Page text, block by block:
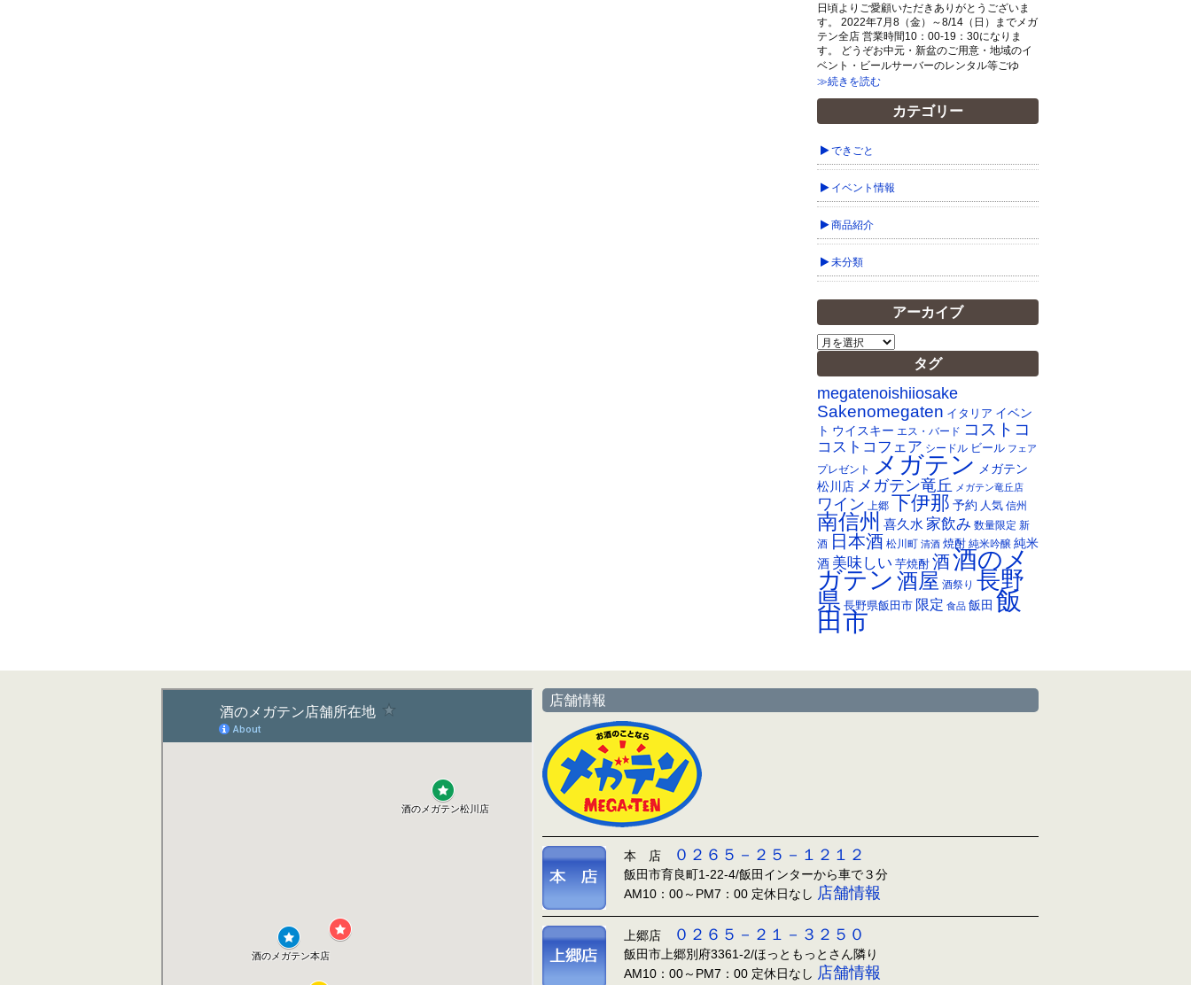
日頃よりご愛顧いただきありがとうございま
す。 2022年7月8（金）～8/14（日）までメガ
テン全店 営業時間10：00-19：30になりま
す。 どうぞお中元・新盆のご用意・地域のイ
ベント・ビールサーバーのレンタル等ごゆ
≫続きを読む
カテゴリー
できごと
イベント情報
商品紹介
未分類
アーカイブ
ア
ー
カ
イ
ブ
タグ
megatenoishiiosake
Sakenomegaten イタリア イベン
ト ウイスキー エス・バード コストコ
コストコフェア シードル ビール フェア
プレゼント メガテン
メガテン
松川店 メガテン竜丘 メガテン竜丘店
ワイン 上郷 下伊那 予約 人気 信州
南信州 喜久水 家飲み 数量限定 新
酒 日本酒 松川町 清酒 焼酎 純米吟醸 純米
酒 美味しい 芋焼酎 酒酒のメ
ガテン 酒屋 酒祭り 長野
県 長野県飯田市 限定 食品 飯田 飯
田市
店舗情報
本 店 ０２６５－２５－１２１２
飯田市育良町1-22-4/飯田インターから車で３分
AM10：00～PM7：00 定休日なし 店舗情報
上郷店 ０２６５－２１－３２５０
飯田市上郷別府3361-2/ほっともっとさん隣り
AM10：00～PM7：00 定休日なし 店舗情報